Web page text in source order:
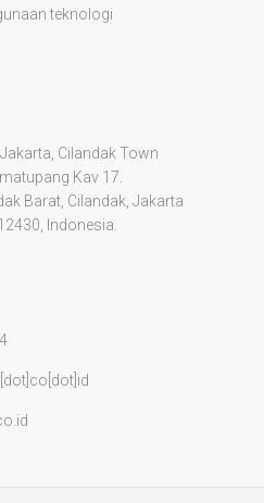
teknologi
Cilandak Town
Kav 17.
Barat, Cilandak, Jakarta
Indonesia.